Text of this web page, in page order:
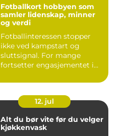
Fotballkort hobbyen som
samler lidenskap, minner
og verdi
Fotballinteressen stopper
ikke ved kampstart og
sluttsignal. For mange
fortsetter engasjementet i
12. jul
Alt du bør vite før du velger
kjøkkenvask